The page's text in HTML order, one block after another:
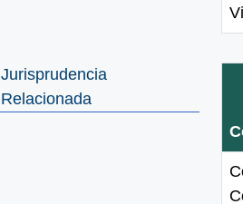
Jurisprudencia
Relacionada